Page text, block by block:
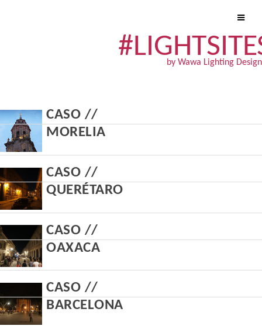
by Wawa Lighting Design
CASO //
MORELIA
CASO //
QUERÉTARO
CASO //
OAXACA
CASO //
BARCELONA